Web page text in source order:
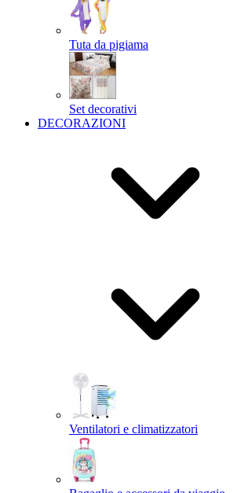
Tuta da pigiama
Set decorativi
DECORAZIONI
Ventilatori e climatizzatori